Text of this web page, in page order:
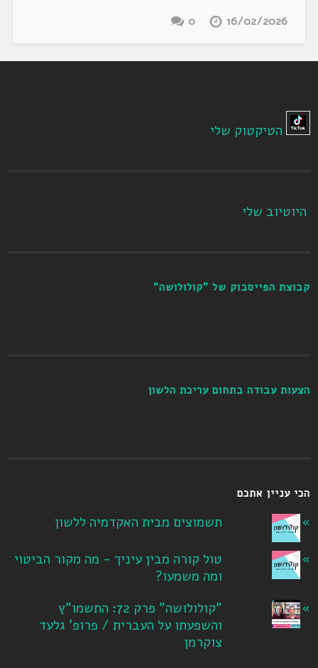
16/02/2026
0
הטיקטוק שלי
היוטיוב שלי
קבוצת הפייסבוק של "קולולושה"
הצעות עבודה בתחום עריכת הלשון
הכי עניין אתכם
תשמוצים מבית האקדמיה ללשון
טול קורה מבין עיניך - מה מקור הביטוי
ומה משמעו?
"קולולושה" פרק 72: התשמו"ץ
והשפעתו על העברית / פרופ' גלעד
צוקרמן